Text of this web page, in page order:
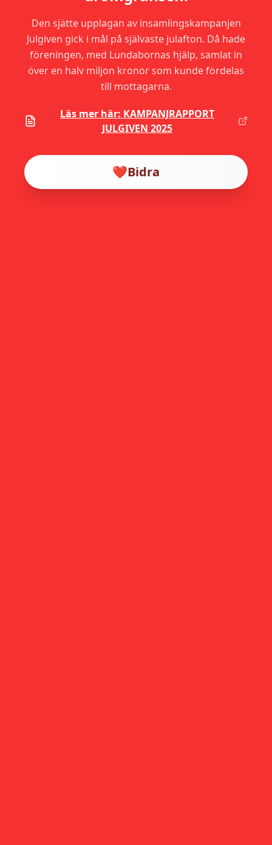
Den sjätte upplagan av insamlingskampanjen
Julgiven gick i mål på självaste julafton. Då hade
föreningen, med Lundabornas hjälp, samlat in
över en halv miljon kronor som kunde fördelas
till mottagarna.
Läs mer här: KAMPANJRAPPORT
JULGIVEN 2025
❤️Bidra